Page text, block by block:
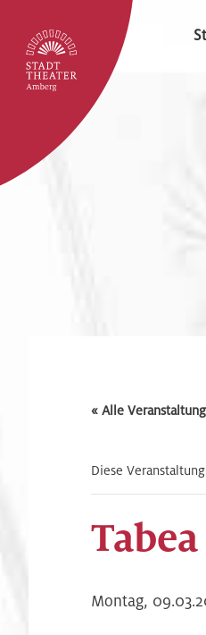
« Alle
Diese
Montag,